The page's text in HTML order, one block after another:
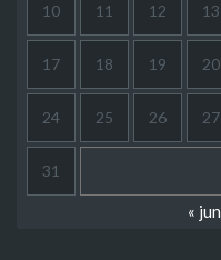
10 11 12 13
17 18 19 20
24 25 26 27
31
« jun